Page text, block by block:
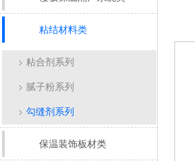
粘结材料类
粘合剂系列
腻子粉系列
勾缝剂系列
保温装饰板材类